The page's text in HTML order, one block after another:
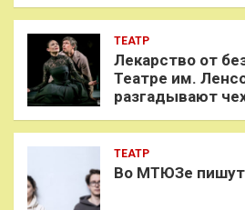
ТЕАТР
Лекарство от
Театре им.
разгадывают
ТЕАТР
Во МТЮЗе пишут